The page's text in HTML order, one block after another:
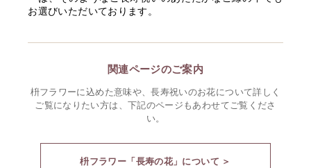
お選びいただいております。
関連ページのご案内
枡フラワーに込めた意味や、長寿祝いのお花について詳しく
ご覧になりたい方は、下記のページもあわせてご覧くださ
い。
枡フラワー「長寿の花」について ＞